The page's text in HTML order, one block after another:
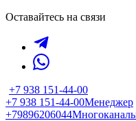
Оставайтесь на связи
+7 938 151-44-00
+7 938 151-44-00Менеджер
+79896206044